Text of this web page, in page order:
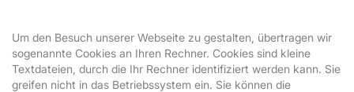
Um den Besuch unserer Webseite zu gestalten, übertragen wir
sogenannte Cookies an Ihren Rechner. Cookies sind kleine
Textdateien, durch die Ihr Rechner identifiziert werden kann. Sie
greifen nicht in das Betriebssystem ein. Sie können die